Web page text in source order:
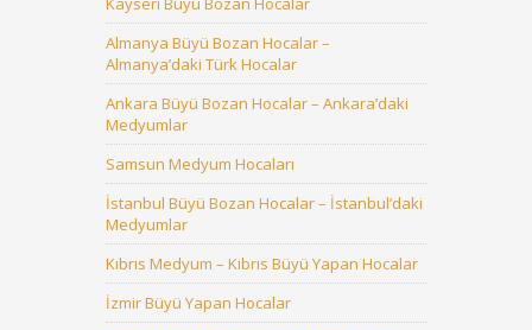
Almanya Büyü Bozan Hocalar –
Almanya’daki Türk Hocalar
Ankara Büyü Bozan Hocalar – Ankara’daki
Medyumlar
Samsun Medyum Hocaları
İstanbul Büyü Bozan Hocalar – İstanbul’daki
Medyumlar
Kıbrıs Medyum – Kıbrıs Büyü Yapan Hocalar
İzmir Büyü Yapan Hocalar